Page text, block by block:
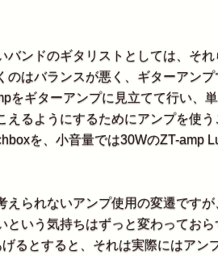
ンドのギタリストとしては、それ
のはバランスが悪く、ギターアン
をギターアンプに見立てて行い、
えるようにするためにアンプを使
を、小音量では30WのZT-amp
られないアンプ使用の変遷ですが
という気持ちはずっと変わっておら
るとすると、それは実際にはアン